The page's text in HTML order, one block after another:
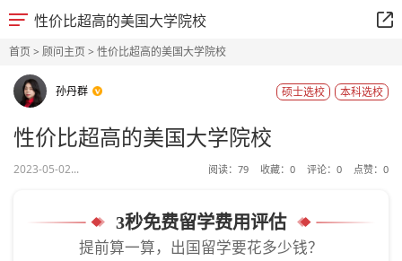
性价比超高的美国大学院校
首页> 顾问主页> 性价比超高的美国大学院校
孙丹群 本科选校
硕士选校
性价比超高的美国大学院校
2023-05-02... 阅读： 79 收藏： 0 评论： 0 点赞： 0
3秒免费留学费用评估
提前算一算，出国留学要花多少钱？